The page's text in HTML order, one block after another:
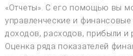
«Отчеты». С его помощью вы
управленческие и финансовые
доходов, расходов, прибыли и
Оценка ряда показателей